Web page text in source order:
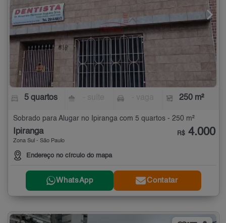
5 quartos 250 m²
Sobrado para Alugar no Ipiranga com 5 quartos - 250 m²
Ipiranga
Zona Sul - São Paulo
Endereço no círculo do mapa
R$ 4.000
WhatsApp Contatar